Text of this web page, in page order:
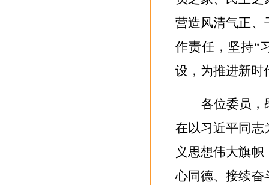
营造风清气正、
作责任 ， 坚持“
设，为推进新时
各位委员，
在以习近平同志
义思想伟大旗
心同德、接续奋